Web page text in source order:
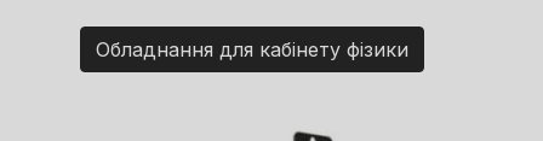
Обладнання для кабінету фізики